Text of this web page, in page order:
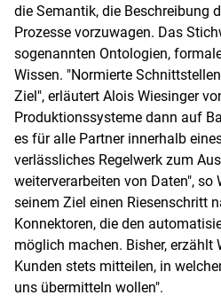
die Semantik, die Beschreibung
Prozesse vorzuwagen. Das
sogenannten Ontologien,
Wissen. "Normierte
Ziel", erläutert Alois Wiesinger
Produktionssysteme dann auf
es für alle Partner innerhalb
verlässliches Regelwerk zum
weiterverarbeiten von Daten", so
seinem Ziel einen Riesenschritt
Konnektoren, die den
möglich machen. Bisher, erzählt
Kunden stets mitteilen, in
uns übermitteln wollen".